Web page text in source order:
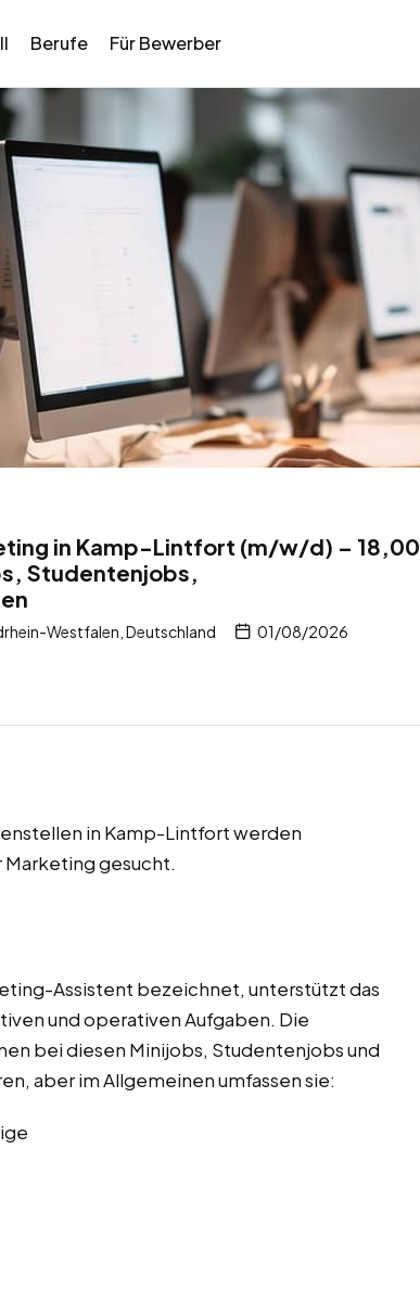
Berufe Für Bewerber
in Kamp-Lintfort (m/w/d) – 18,00
Studentenjobs,
Westfalen, Deutschland 01/08/2026
in Kamp-Lintfort werden
Marketing gesucht.
Assistent bezeichnet, unterstützt das
und operativen Aufgaben. Die
bei diesen Minijobs, Studentenjobs und
aber im Allgemeinen umfassen sie: